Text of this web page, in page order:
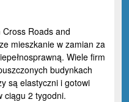
Roads and
mieszkanie w zamian za
Wiele firm
budynkach
są elastyczni i gotowi
ciągu 2 tygodni.